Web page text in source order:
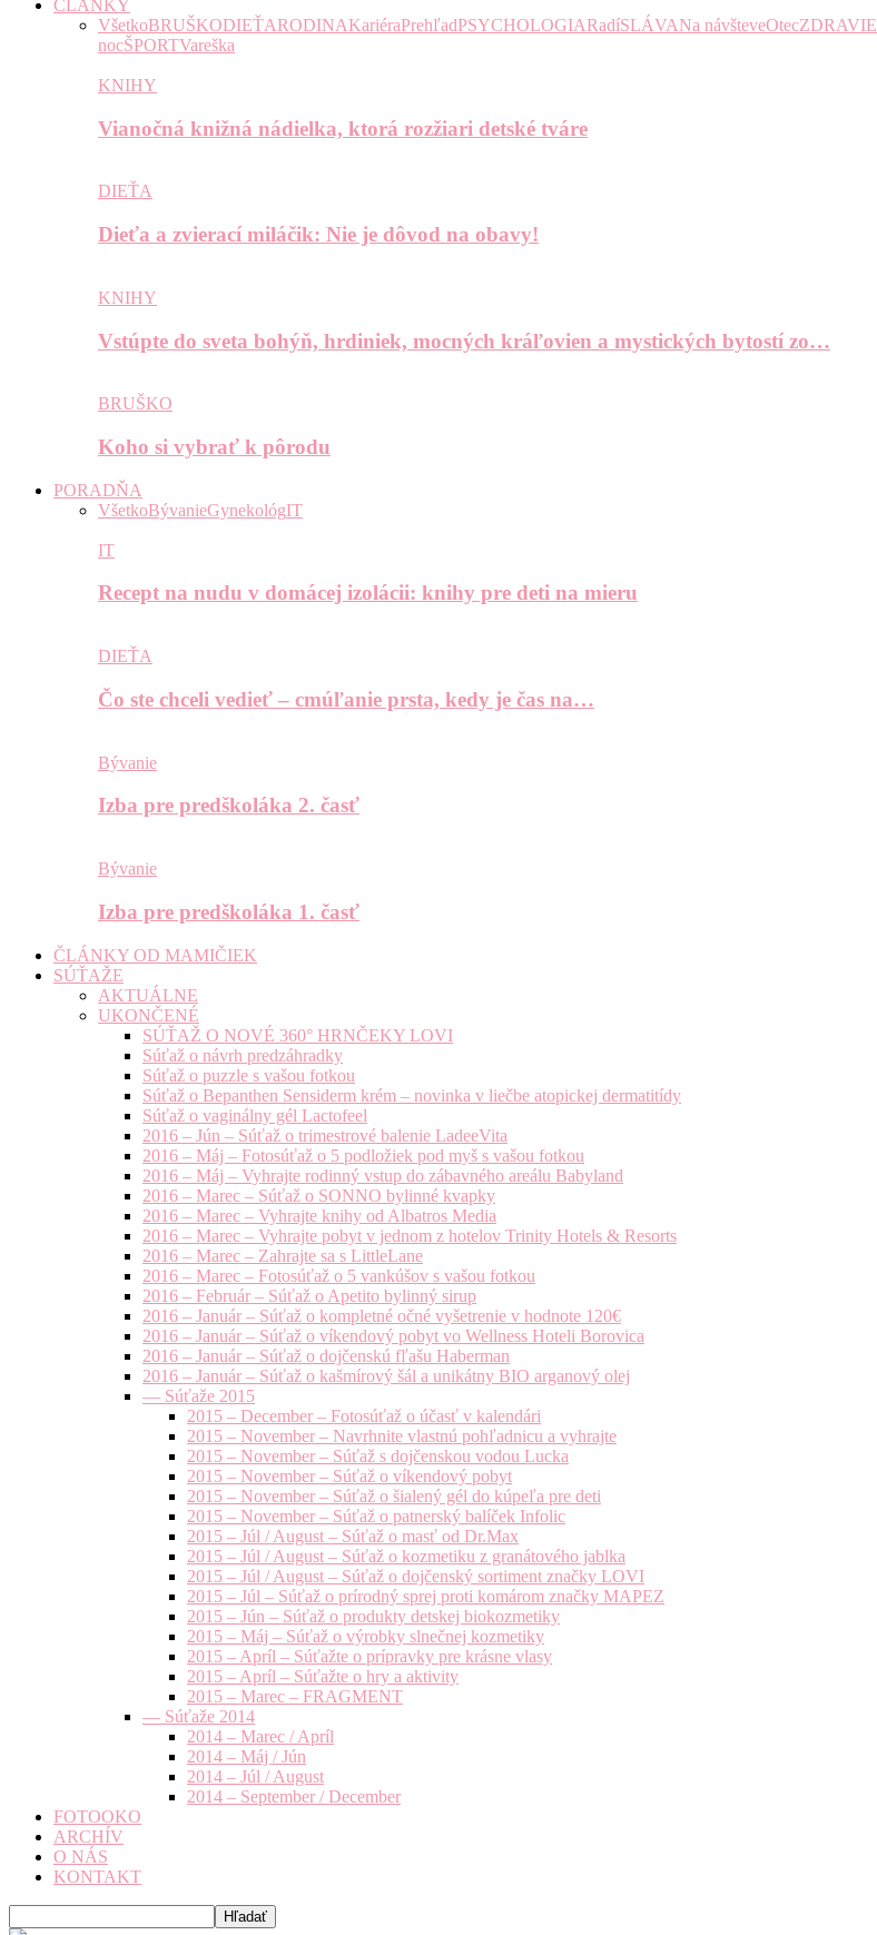
ČLÁNKY
VšetkoBRUŠKODIEŤARODINAKariéraPrehľadPSYCHOLOGIARadíSLÁVANa návšteveOtecZDRAVIE
nocŠPORTVareška
KNIHY
Vianočná knižná nádielka, ktorá rozžiari detské tváre
DIEŤA
Dieťa a zvierací miláčik: Nie je dôvod na obavy!
KNIHY
Vstúpte do sveta bohýň, hrdiniek, mocných kráľovien a mystických bytostí zo…
BRUŠKO
Koho si vybrať k pôrodu
PORADŇA
VšetkoBývanieGynekológIT
IT
Recept na nudu v domácej izolácii: knihy pre deti na mieru
DIEŤA
Čo ste chceli vedieť – cmúľanie prsta, kedy je čas na…
Bývanie
Izba pre predškoláka 2. časť
Bývanie
Izba pre predškoláka 1. časť
ČLÁNKY OD MAMIČIEK
SÚŤAŽE
AKTUÁLNE
UKONČENÉ
SÚŤAŽ O NOVÉ 360° HRNČEKY LOVI
Súťaž o návrh predzáhradky
Súťaž o puzzle s vašou fotkou
Súťaž o Bepanthen Sensiderm krém – novinka v liečbe atopickej dermatitídy
Súťaž o vaginálny gél Lactofeel
2016 – Jún – Súťaž o trimestrové balenie LadeeVita
2016 – Máj – Fotosúťaž o 5 podložiek pod myš s vašou fotkou
2016 – Máj – Vyhrajte rodinný vstup do zábavného areálu Babyland
2016 – Marec – Súťaž o SONNO bylinné kvapky
2016 – Marec – Vyhrajte knihy od Albatros Media
2016 – Marec – Vyhrajte pobyt v jednom z hotelov Trinity Hotels & Resorts
2016 – Marec – Zahrajte sa s LittleLane
2016 – Marec – Fotosúťaž o 5 vankúšov s vašou fotkou
2016 – Február – Súťaž o Apetito bylinný sirup
2016 – Január – Súťaž o kompletné očné vyšetrenie v hodnote 120€
2016 – Január – Súťaž o víkendový pobyt vo Wellness Hoteli Borovica
2016 – Január – Súťaž o dojčenskú fľašu Haberman
2016 – Január – Súťaž o kašmírový šál a unikátny BIO arganový olej
— Súťaže 2015
2015 – December – Fotosúťaž o účasť v kalendári
2015 – November – Navrhnite vlastnú pohľadnicu a vyhrajte
2015 – November – Súťaž s dojčenskou vodou Lucka
2015 – November – Súťaž o víkendový pobyt
2015 – November – Súťaž o šialený gél do kúpeľa pre deti
2015 – November – Súťaž o patnerský balíček Infolic
2015 – Júl / August – Súťaž o masť od Dr.Max
2015 – Júl / August – Súťaž o kozmetiku z granátového jablka
2015 – Júl / August – Súťaž o dojčenský sortiment značky LOVI
2015 – Júl – Súťaž o prírodný sprej proti komárom značky MAPEZ
2015 – Jún – Súťaž o produkty detskej biokozmetiky
2015 – Máj – Súťaž o výrobky slnečnej kozmetiky
2015 – Apríl – Súťažte o prípravky pre krásne vlasy
2015 – Apríl – Súťažte o hry a aktivity
2015 – Marec – FRAGMENT
— Súťaže 2014
2014 – Marec / Apríl
2014 – Máj / Jún
2014 – Júl / August
2014 – September / December
FOTOOKO
ARCHÍV
O NÁS
KONTAKT